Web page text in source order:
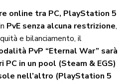
online tra PC, PlayStation 5
PvE senza alcuna restrizione,
e bilanciamento, il
PvP “Eternal War” sarà
in un pool (Steam & EGS)
nell’altro (PlayStation 5